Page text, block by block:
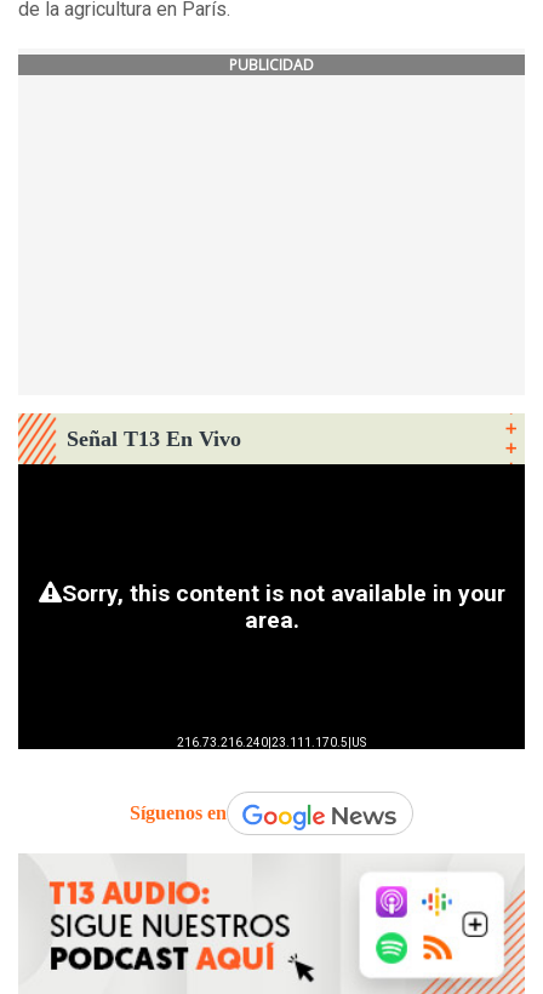
de la agricultura en París.
PUBLICIDAD
Señal T13 En Vivo
Síguenos en